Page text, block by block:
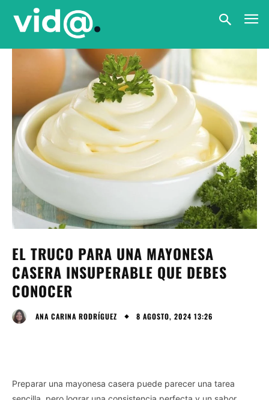
EL TRUCO PARA UNA MAYONESA
CASERA INSUPERABLE QUE DEBES
CONOCER
ANA CARINA RODRÍGUEZ 8 AGOSTO, 2024 13:26
Preparar una mayonesa casera puede parecer una tarea